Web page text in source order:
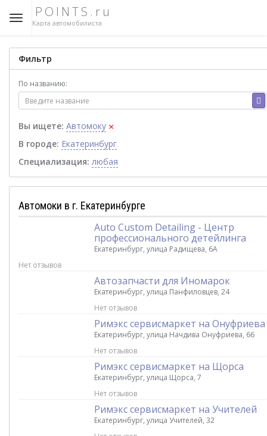
POINTS.ru
Карта автомобилиста
Фильтр
По названию:
Вы ищете: Автомоку ×
В городе: Екатеринбург
Специализация: любая
Автомоки в г. Екатеринбурге
Auto Custom Detailing - Центр
профессионального детейлинга
Екатеринбург, улица Радищева, 6А
Нет отзывов
Автозапчасти для Иномарок
Екатеринбург, улица Панфиловцев, 24
Нет отзывов
Римэкс сервисмаркет на Онуфриева
Екатеринбург, улица Начдива Онуфриева, 66
Нет отзывов
Римэкс сервисмаркет на Щорса
Екатеринбург, улица Щорса, 7
Нет отзывов
Римэкс сервисмаркет на Учителей
Екатеринбург, улица Учителей, 32